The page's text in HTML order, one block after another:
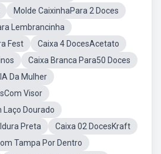
Molde CaixinhaPara 2 Doces
Lembrancinha
Fest
Caixa 4 DocesAcetato
Caixa Branca Para50 Doces
Da Mulher
Visor
Laço Dourado
Preta
Caixa 02 DocesKraft
Tampa Por Dentro